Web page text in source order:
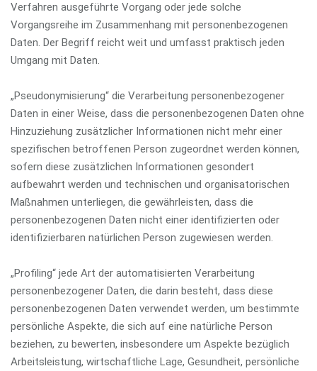
Verfahren ausgeführte Vorgang oder jede solche
Vorgangsreihe im Zusammenhang mit personenbezogenen
Daten. Der Begriff reicht weit und umfasst praktisch jeden
Umgang mit Daten.
„Pseudonymisierung“ die Verarbeitung personenbezogener
Daten in einer Weise, dass die personenbezogenen Daten ohne
Hinzuziehung zusätzlicher Informationen nicht mehr einer
spezifischen betroffenen Person zugeordnet werden können,
sofern diese zusätzlichen Informationen gesondert
aufbewahrt werden und technischen und organisatorischen
Maßnahmen unterliegen, die gewährleisten, dass die
personenbezogenen Daten nicht einer identifizierten oder
identifizierbaren natürlichen Person zugewiesen werden.
„Profiling“ jede Art der automatisierten Verarbeitung
personenbezogener Daten, die darin besteht, dass diese
personenbezogenen Daten verwendet werden, um bestimmte
persönliche Aspekte, die sich auf eine natürliche Person
beziehen, zu bewerten, insbesondere um Aspekte bezüglich
Arbeitsleistung, wirtschaftliche Lage, Gesundheit, persönliche